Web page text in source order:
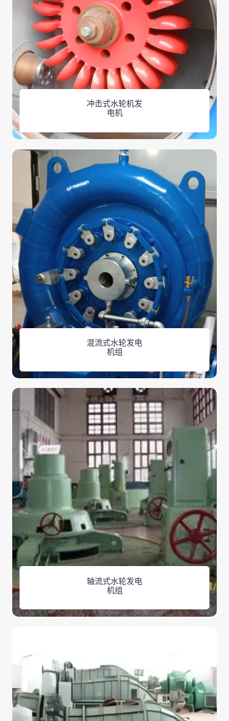
冲击式水轮机发
电机
混流式水轮发电
机组
轴流式水轮发电
机组